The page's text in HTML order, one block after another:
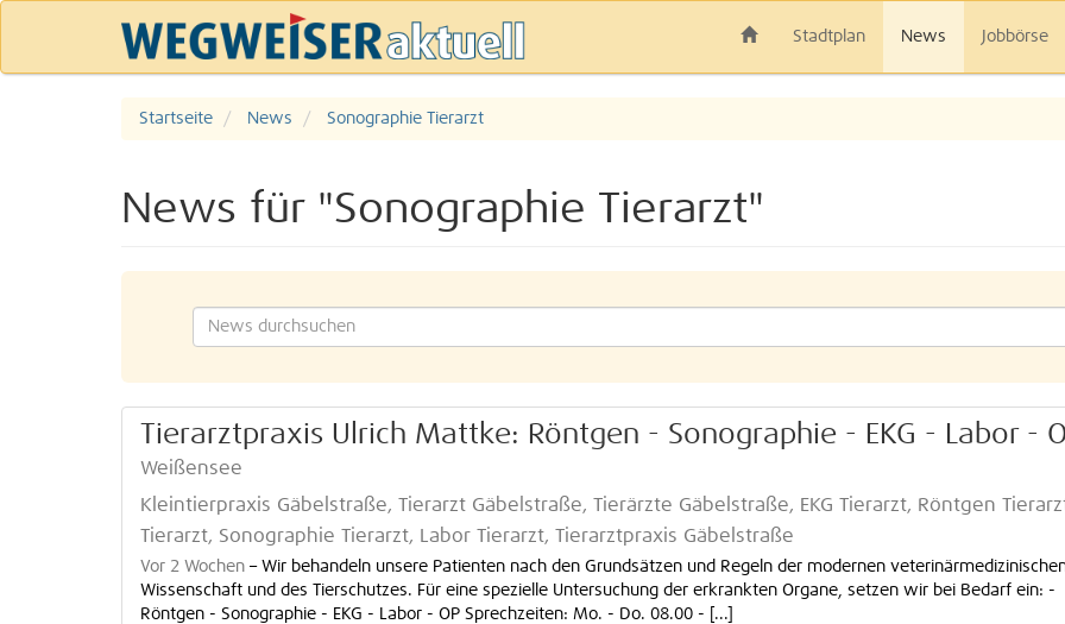
Stadtplan News Jobbörse
Startseite News Sonographie Tierarzt
News für "Sonographie Tierarzt"
Tierarztpraxis Ulrich Mattke: Röntgen - Sonographie - EKG - Labor -
Weißensee
Kleintierpraxis Gäbelstraße, Tierarzt Gäbelstraße, Tierärzte Gäbelstraße, EKG Tierarzt, Röntgen
Tierarzt, Sonographie Tierarzt, Labor Tierarzt, Tierarztpraxis Gäbelstraße
Vor 2 Wochen – Wir behandeln unsere Patienten nach den Grundsätzen und Regeln der modernen
Wissenschaft und des Tierschutzes. Für eine spezielle Untersuchung der erkrankten Organe, setzen wir bei Bedarf ein: -
Röntgen - Sonographie - EKG - Labor - OP Sprechzeiten: Mo. - Do. 08.00 - [...]